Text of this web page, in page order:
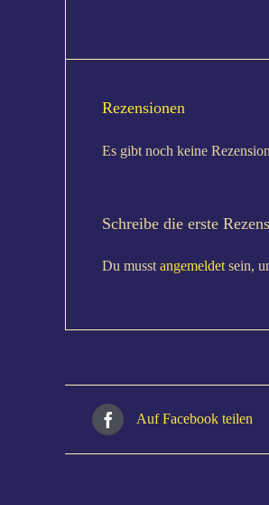
Rezensionen
Es gibt noch keine
Schreibe die erste
Du musst angemeldet sein,
Auf Facebook teilen